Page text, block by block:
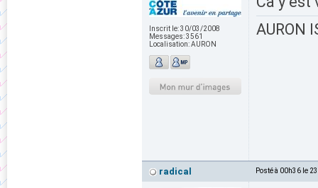
Inscrit le:30/03/2008
Messages:3561
Localisation:AURON
AURON
radical Posté à 00h36 le